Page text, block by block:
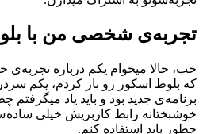
تجربه‌ی شخصی من با
خب، حالا میخوام یکم درباره تجربه‌ی
که بلوط اسکور رو باز کردم، یکم
برنامه‌ی جدید بود و باید یاد
خوشبختانه رابط کاربریش خیلی
چطور باید استفاده کنم.